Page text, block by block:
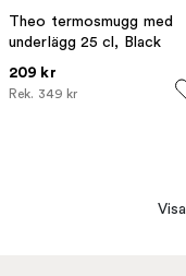
Theo termosmugg med
underlägg 25 cl, Black
209 kr
Rek. 349 kr